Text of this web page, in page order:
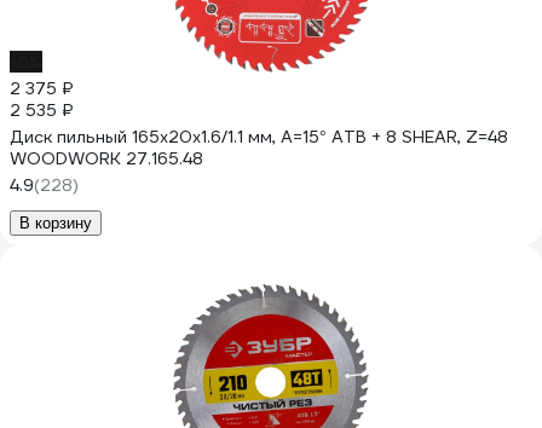
2 375 ₽
2 535 ₽
Диск пильный 165x20x1.6/1.1 мм, A=15° ATB + 8 SHEAR, Z=48
WOODWORK 27.165.48
4.9(228)
В корзину